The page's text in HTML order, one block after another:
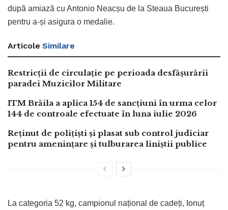
după amiază cu Antonio Neacșu de la Steaua București
pentru a-și asigura o medalie.
Articole Similare
Restricții de circulație pe perioada desfășurării
paradei Muzicilor Militare
ITM Brăila a aplica 154 de sancțiuni în urma celor
144 de controale efectuate în luna iulie 2026
Reținut de polițiști și plasat sub control judiciar
pentru amenințare și tulburarea liniștii publice
La categoria 52 kg, campionul național de cadeți, Ionuț